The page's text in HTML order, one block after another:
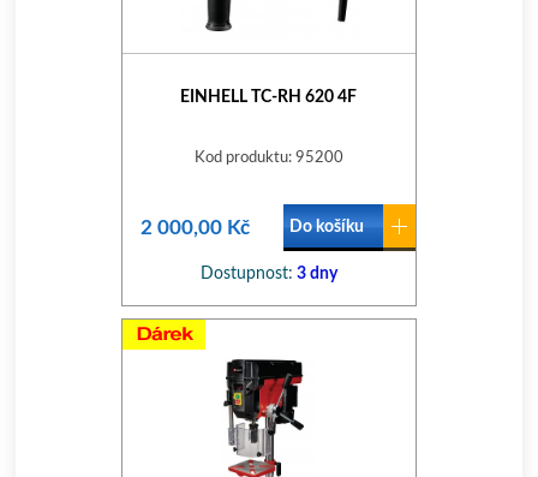
EINHELL TC-RH 620 4F
Kod produktu: 95200
2 000,00 Kč Do košíku
Dostupnost: 3 dny